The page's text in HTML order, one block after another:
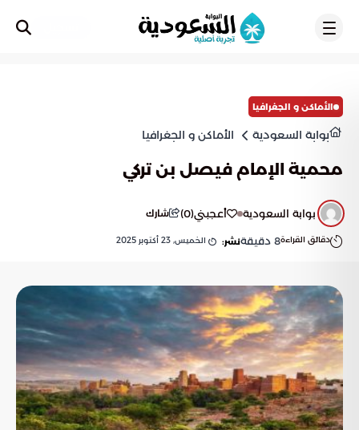
الأماكن و الجغرافيا
بوابة السعودية الأماكن و الجغرافيا
محمية الإمام فيصل بن تركي
بوابة السعودية أعجبني(
0
) شارك
دقائق القراءة8 دقيقةنشر: الخميس, 23 أكتوبر 2025